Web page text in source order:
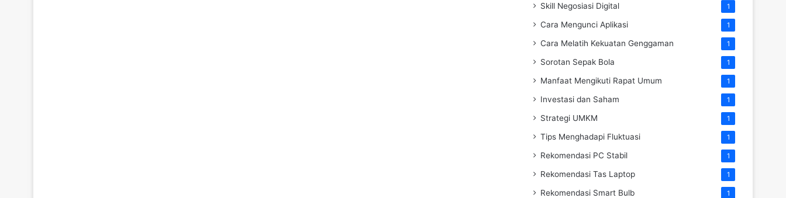
Skill Negosiasi Digital 1
Cara Mengunci Aplikasi 1
Cara Melatih Kekuatan Genggaman 1
Sorotan Sepak Bola 1
Manfaat Mengikuti Rapat Umum 1
Investasi dan Saham 1
Strategi UMKM 1
Tips Menghadapi Fluktuasi 1
Rekomendasi PC Stabil 1
Rekomendasi Tas Laptop 1
Rekomendasi Smart Bulb 1